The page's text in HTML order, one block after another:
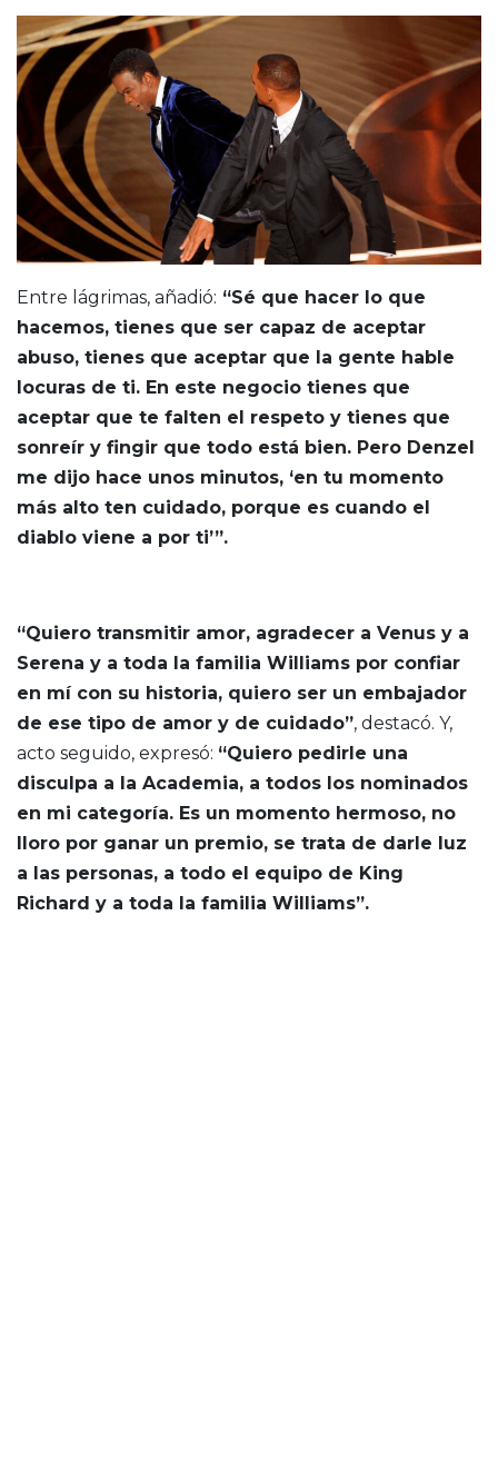
Entre lágrimas, añadió: “Sé que hacer lo que
hacemos, tienes que ser capaz de aceptar
abuso, tienes que aceptar que la gente hable
locuras de ti. En este negocio tienes que
aceptar que te falten el respeto y tienes que
sonreír y fingir que todo está bien. Pero Denzel
me dijo hace unos minutos, ‘en tu momento
más alto ten cuidado, porque es cuando el
diablo viene a por ti’”.
“Quiero transmitir amor, agradecer a Venus y a
Serena y a toda la familia Williams por confiar
en mí con su historia, quiero ser un embajador
de ese tipo de amor y de cuidado”, destacó. Y,
acto seguido, expresó: “Quiero pedirle una
disculpa a la Academia, a todos los nominados
en mi categoría. Es un momento hermoso, no
lloro por ganar un premio, se trata de darle luz
a las personas, a todo el equipo de King
Richard y a toda la familia Williams”.